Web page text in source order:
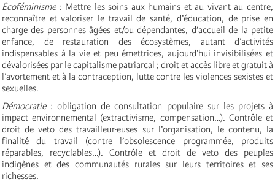
Écoféminisme: Mettre les soins aux humains et au vivant au centre,
reconnaître et valoriser le travail de santé, d’éducation, de prise en
charge des personnes âgées et/ou dépendantes, d’accueil de la petite
enfance, de restauration des écosystèmes, autant d’activités
indispensables à la vie et peu émettrices, aujourd’hui invisibilisées et
dévalorisées par le capitalisme patriarcal ; droit et accès libre et gratuit à
l’avortement et à la contraception, lutte contre les violences sexistes et
sexuelles.
Démocratie:obligation de consultation populaire sur les projets à
impact environnemental (extractivisme, compensation…). Contrôle et
droit de veto des travailleur·euses sur l’organisation, le contenu, la
finalité du travail (contre l’obsolescence programmée, produits
réparables, recyclables…). Contrôle et droit de veto des peuples
indigènes et des communautés rurales sur leurs territoires et ses
richesses.